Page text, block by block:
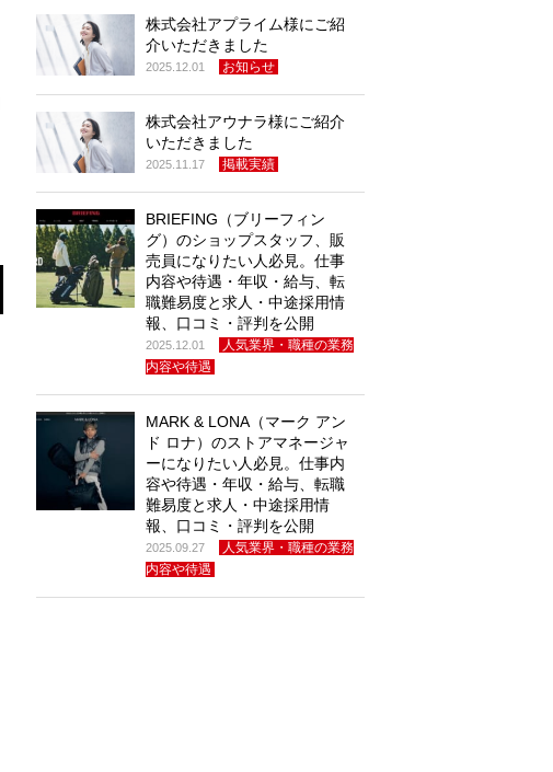
株式会社アプライム様にご紹
介いただきました
2025.12.01 お知らせ
株式会社アウナラ様にご紹介
いただきました
2025.11.17 掲載実績
BRIEFING（ブリーフィン
グ）のショップスタッフ、販
売員になりたい人必見。仕事
内容や待遇・年収・給与、転
職難易度と求人・中途採用情
報、口コミ・評判を公開
2025.12.01
人気業界・職種の業務
内容や待遇
MARK & LONA（マーク アン
ド ロナ）のストアマネージャ
ーになりたい人必見。仕事内
容や待遇・年収・給与、転職
難易度と求人・中途採用情
報、口コミ・評判を公開
2025.09.27
人気業界・職種の業務
内容や待遇